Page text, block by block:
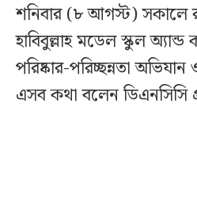
শনিবার (৮ আগস্ট) সকালে
হাবিবুল্লাহ মডেল স্কুল
পরিষ্কার-পরিচ্ছন্নতা
এসব কথা বলেন ডিএনসিসি